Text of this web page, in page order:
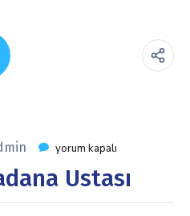
yorum kapalı
Ustası